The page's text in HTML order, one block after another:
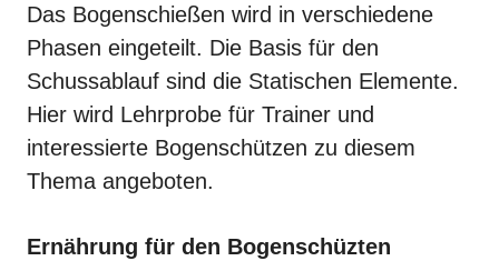
Das Bogenschießen wird in verschiedene
Phasen eingeteilt. Die Basis für den
Schussablauf sind die Statischen Elemente.
Hier wird Lehrprobe für Trainer und
interessierte Bogenschützen zu diesem
Thema angeboten.
Ernährung für den Bogenschüzten